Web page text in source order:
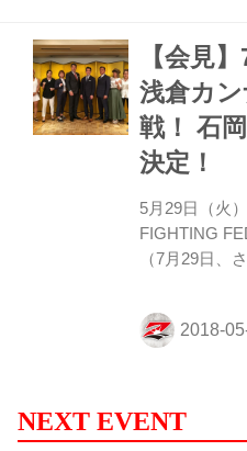
結成され、
なDreamer」
中高生を中心
で、KINGレ
彼女たちのミ
がきっかけと
になっ...
【会見
浅倉カ
戦！ 石
決定！
5月29日（火
FIGHTING
（7月29日、
界トーナメン
ール）の合同
美憂。そして
者・シュート
NEXT EVENT